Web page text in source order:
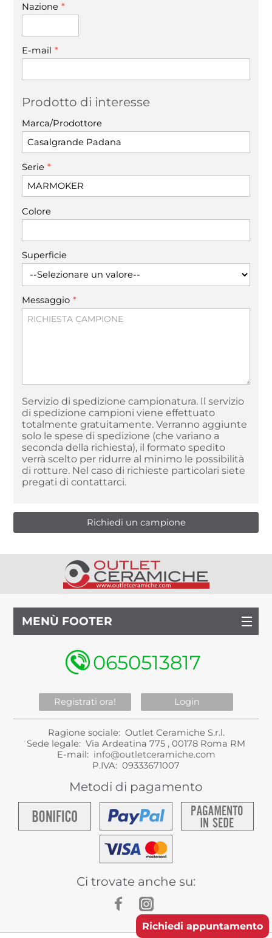
Nazione *
E-mail *
Prodotto di interesse
Marca/Prodottore
Serie *
Colore
Superficie
Messaggio *
Servizio di spedizione campionatura. Il servizio
di spedizione campioni viene effettuato
totalmente gratuitamente. Verranno aggiunte
solo le spese di spedizione (che variano a
seconda della richiesta), il formato spedito
verrà scelto per ridurre al minimo le possibilità
di rotture. Nel caso di richieste particolari siete
pregati di contattarci.
Richiedi appuntamento
MENÙ FOOTER
0650513817
Registrati ora! Login
Ragione sociale: Outlet Ceramiche S.r.l.
Sede legale: Via Ardeatina 775 , 00178 Roma RM
E-mail: info@outletceramiche.com
P.IVA: 09333671007
Metodi di pagamento
Ci trovate anche su: